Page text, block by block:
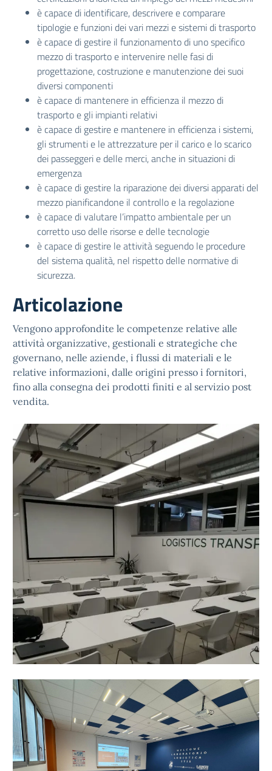
è capace di identificare, descrivere e comparare
tipologie e funzioni dei vari mezzi e sistemi di trasporto
è capace di gestire il funzionamento di uno specifico
mezzo di trasporto e intervenire nelle fasi di
progettazione, costruzione e manutenzione dei suoi
diversi componenti
è capace di mantenere in efficienza il mezzo di
trasporto e gli impianti relativi
è capace di gestire e mantenere in efficienza i sistemi,
gli strumenti e le attrezzature per il carico e lo scarico
dei passeggeri e delle merci, anche in situazioni di
emergenza
è capace di gestire la riparazione dei diversi apparati del
mezzo pianificandone il controllo e la regolazione
è capace di valutare l’impatto ambientale per un
corretto uso delle risorse e delle tecnologie
è capace di gestire le attività seguendo le procedure
del sistema qualità, nel rispetto delle normative di
sicurezza.
Articolazione
Vengono approfondite le competenze relative alle
attività organizzative, gestionali e strategiche che
governano, nelle aziende, i flussi di materiali e le
relative informazioni, dalle origini presso i fornitori,
fino alla consegna dei prodotti finiti e al servizio post
vendita.